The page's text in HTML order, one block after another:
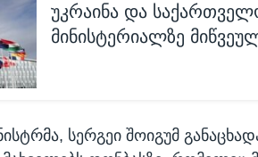
უკრაინა და
მინისტერიალზე
სერგეი შოიგუმ